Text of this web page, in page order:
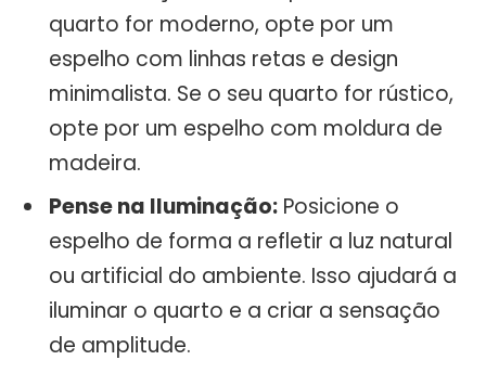
quarto for moderno, opte por um
espelho com linhas retas e design
minimalista. Se o seu quarto for rústico,
opte por um espelho com moldura de
madeira.
Pense na Iluminação: Posicione o
espelho de forma a refletir a luz natural
ou artificial do ambiente. Isso ajudará a
iluminar o quarto e a criar a sensação
de amplitude.